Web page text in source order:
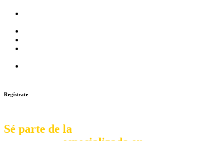
Regístrate
Sé parte de la